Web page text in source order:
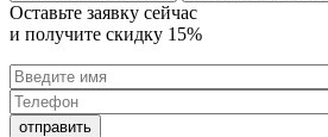
Оставьте заявку сейчас
и получите скидку 15%